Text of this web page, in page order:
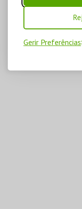
Gerir Preferências